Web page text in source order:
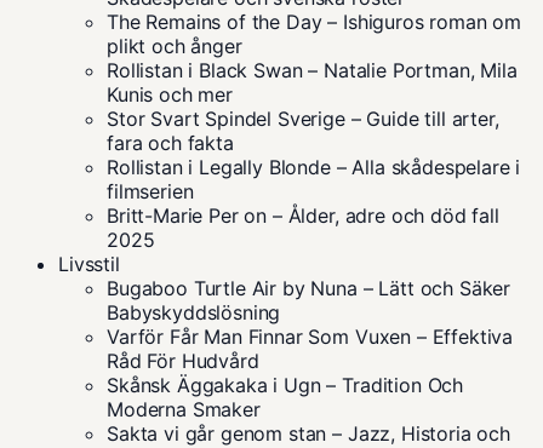
The Remains of the Day – Ishiguros roman om
plikt och ånger
Rollistan i Black Swan – Natalie Portman, Mila
Kunis och mer
Stor Svart Spindel Sverige – Guide till arter,
fara och fakta
Rollistan i Legally Blonde – Alla skådespelare i
filmserien
Britt-Marie Per on – Ålder, adre och död fall
2025
Livsstil
Bugaboo Turtle Air by Nuna – Lätt och Säker
Babyskyddslösning
Varför Får Man Finnar Som Vuxen – Effektiva
Råd För Hudvård
Skånsk Äggakaka i Ugn – Tradition Och
Moderna Smaker
Sakta vi går genom stan – Jazz, Historia och